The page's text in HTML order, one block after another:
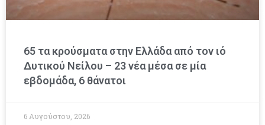
65 τα κρούσματα στην Ελλάδα από τον ιό
Δυτικού Νείλου – 23 νέα μέσα σε μία
εβδομάδα, 6 θάνατοι
6 Αυγούστου, 2026